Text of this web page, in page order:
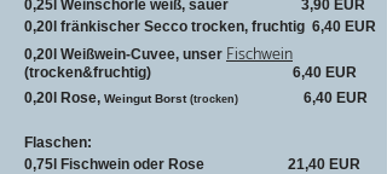
0,25l Weinschorle weiß, sauer 3,90 EUR
0,20l fränkischer Secco trocken, fruchtig 6,40 EUR
0,20l Weißwein-Cuvee, unser Fischwein
(trocken&fruchtig) 6,40 EUR
0,20l Rose, Weingut Borst (trocken) 6,40 EUR
Flaschen:
0,75l Fischwein oder Rose 21,40 EUR